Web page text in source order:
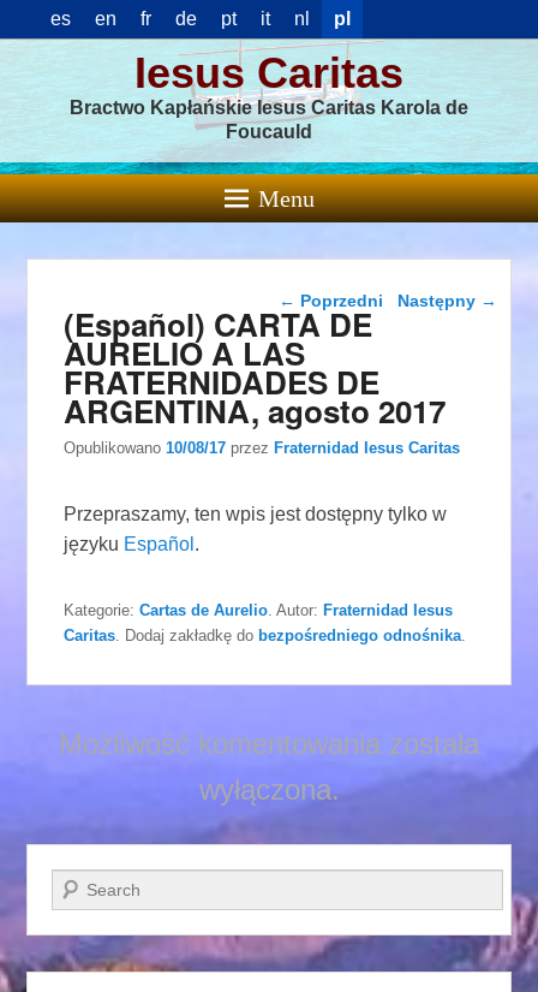
es en fr de pt it nl pl
Iesus Caritas
Bractwo Kapłańskie Iesus Caritas Karola de
Foucauld
Menu
Nawigacja wpisu
← Poprzedni Następny →
(Español) CARTA DE
AURELIO A LAS
FRATERNIDADES DE
ARGENTINA, agosto 2017
Opublikowano10/08/17 przezFraternidad Iesus Caritas
Przepraszamy, ten wpis jest dostępny tylko w
języku Español .
Kategorie:Cartas de Aurelio . Autor:Fraternidad Iesus
Caritas . Dodaj zakładkę do bezpośredniego odnośnika
Możliwość komentowania została
wyłączona.
Szukaj